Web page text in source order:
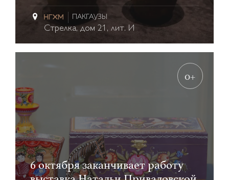
ПАКГАУЗЫ
Стрелка, дом 21, лит. И
0+
6 октября заканчивает работу